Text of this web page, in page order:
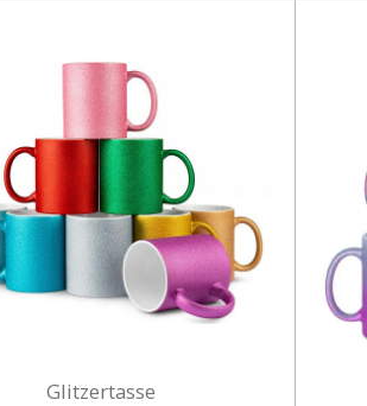
Glitzertasse